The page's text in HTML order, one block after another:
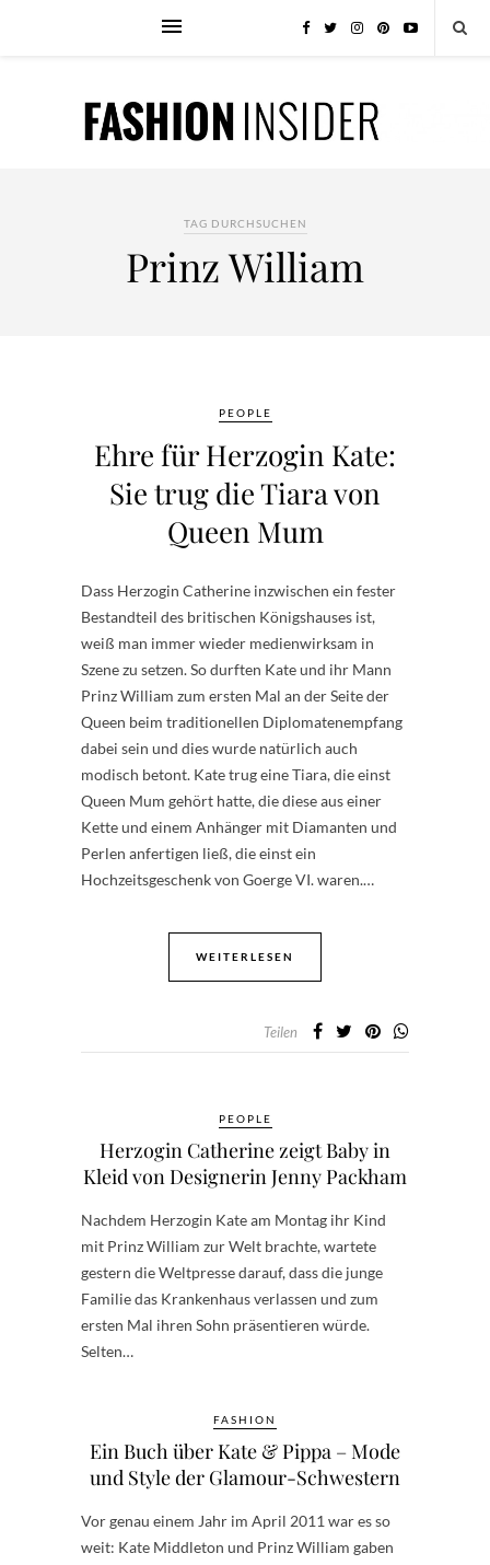
TAG DURCHSUCHEN
Prinz William
PEOPLE
Ehre für Herzogin Kate:
Sie trug die Tiara von
Queen Mum
Dass Herzogin Catherine inzwischen ein fester
Bestandteil des britischen Königshauses ist,
weiß man immer wieder medienwirksam in
Szene zu setzen. So durften Kate und ihr Mann
Prinz William zum ersten Mal an der Seite der
Queen beim traditionellen Diplomatenempfang
dabei sein und dies wurde natürlich auch
modisch betont. Kate trug eine Tiara, die einst
Queen Mum gehört hatte, die diese aus einer
Kette und einem Anhänger mit Diamanten und
Perlen anfertigen ließ, die einst ein
Hochzeitsgeschenk von Goerge VI. waren.…
WEITERLESEN
Teilen
PEOPLE
Herzogin Catherine zeigt Baby in
Kleid von Designerin Jenny Packham
Nachdem Herzogin Kate am Montag ihr Kind
mit Prinz William zur Welt brachte, wartete
gestern die Weltpresse darauf, dass die junge
Familie das Krankenhaus verlassen und zum
ersten Mal ihren Sohn präsentieren würde.
Selten…
FASHION
Ein Buch über Kate & Pippa – Mode
und Style der Glamour-Schwestern
Vor genau einem Jahr im April 2011 war es so
weit: Kate Middleton und Prinz William gaben